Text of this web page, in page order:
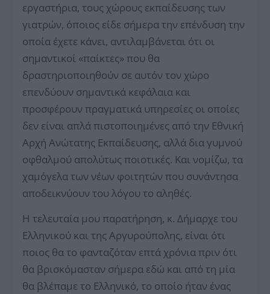
εργαστήρια, τους χώρους εκπαίδευσης των
γιατρών, όποιος είδε σήμερα την επένδυση την
οποία έχετε κάνει, αντιλαμβάνεται ότι οι
σημαντικοί «παίκτες» που θα
δραστηριοποιηθούν σε αυτόν τον χώρο
επενδύουν σημαντικά κεφάλαια και
προσφέρουν πραγματικά υπηρεσίες οι οποίες
δεν είναι απλά πιστοποιημένες από την Εθνική
Αρχή Ανώτατης Εκπαίδευσης, αλλά δια γυμνού
οφθαλμού απολύτως ποιοτικές. Και νομίζω, τα
χαμόγελα των νέων φοιτητών που συνάντησα
αποδεικνύουν του λόγου το αληθές.
Η τελευταία μου παρατήρηση, κ. Δήμαρχε του
Ελληνικού και της Αργυρούπολης, είναι ότι
ποιος θα το φανταζόταν επτά χρόνια πριν ότι
θα βρισκόμασταν σήμερα εδώ και από τη μία
θα βλέπαμε το Ελληνικό, το οποίο ήταν ένας